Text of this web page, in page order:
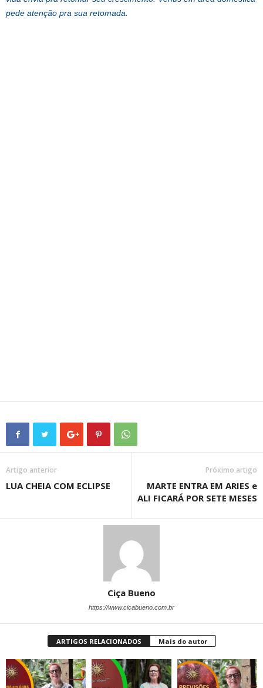
pede atenção pra sua retomada.
Artigo anterior
LUA CHEIA COM ECLIPSE
Próximo artigo
MARTE ENTRA EM ARIES e
ALI FICARÁ POR SETE MESES
Ciça Bueno
https://www.cicabueno.com.br
ARTIGOS RELACIONADOS Mais do autor